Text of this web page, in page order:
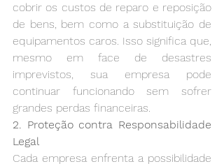
cobrir os custos de reparo e reposição
de bens, bem como a substituição de
equipamentos caros. Isso significa que,
mesmo em face de desastres
imprevistos, sua empresa pode
continuar funcionando sem sofrer
grandes perdas financeiras.
2. Proteção contra Responsabilidade
Legal
Cada empresa enfrenta a possibilidade